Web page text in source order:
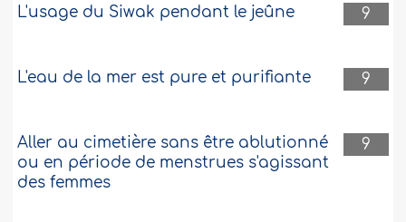
9
L'usage du Siwak pendant le jeûne
9
L'eau de la mer est pure et purifiante
9
Aller au cimetière sans être ablutionné
ou en période de menstrues s'agissant
des femmes